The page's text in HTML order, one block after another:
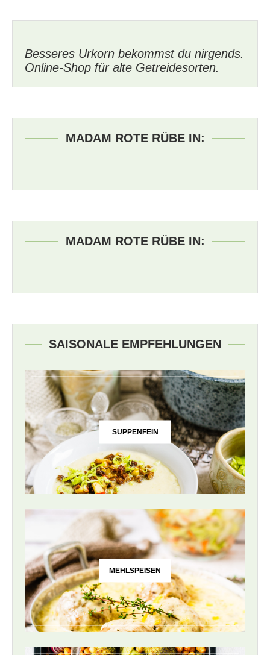
Besseres Urkorn bekommst du nirgends.
Online-Shop für alte Getreidesorten.
MADAM ROTE RÜBE IN:
MADAM ROTE RÜBE IN:
SAISONALE EMPFEHLUNGEN
SUPPENFEIN
MEHLSPEISEN